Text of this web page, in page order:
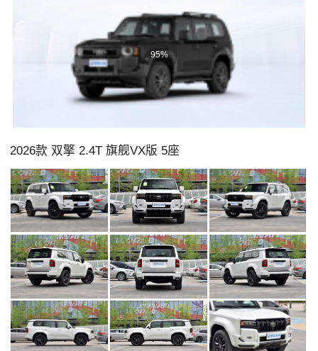
95%
2026款 双擎 2.4T 旗舰VX版 5座